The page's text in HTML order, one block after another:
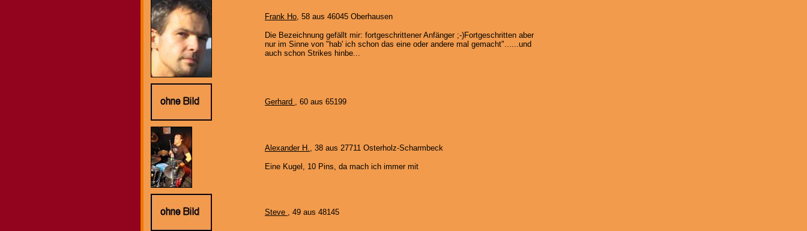
Frank Ho, 58 aus 46045 Oberhausen
Die Bezeichnung gefällt mir: fortgeschrittener Anfänger ;-)Fortgeschritten aber
nur im Sinne von "hab' ich schon das eine oder andere mal gemacht"......und
auch schon Strikes hinbe...
Gerhard , 60 aus 65199
Alexander H., 38 aus 27711 Osterholz-Scharmbeck
Eine Kugel, 10 Pins, da mach ich immer mit
Steve , 49 aus 48145